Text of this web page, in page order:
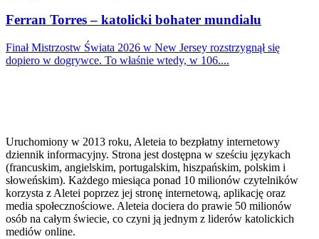
Ferran Torres – katolicki bohater mundialu
Finał Mistrzostw Świata 2026 w New Jersey rozstrzygnął się
dopiero w dogrywce. To właśnie wtedy, w 106....
Uruchomiony w 2013 roku, Aleteia to bezpłatny internetowy
dziennik informacyjny. Strona jest dostępna w sześciu językach
(francuskim, angielskim, portugalskim, hiszpańskim, polskim i
słoweńskim). Każdego miesiąca ponad 10 milionów czytelników
korzysta z Aletei poprzez jej stronę internetową, aplikację oraz
media społecznościowe. Aleteia dociera do prawie 50 milionów
osób na całym świecie, co czyni ją jednym z liderów katolickich
mediów online.